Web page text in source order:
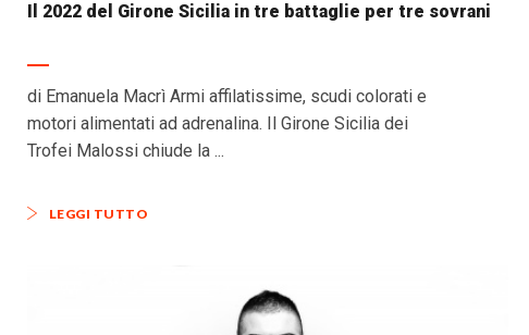
Il 2022 del Girone Sicilia in tre battaglie per tre sovrani
di Emanuela Macrì Armi affilatissime, scudi colorati e
motori alimentati ad adrenalina. Il Girone Sicilia dei
Trofei Malossi chiude la ...
LEGGI TUTTO